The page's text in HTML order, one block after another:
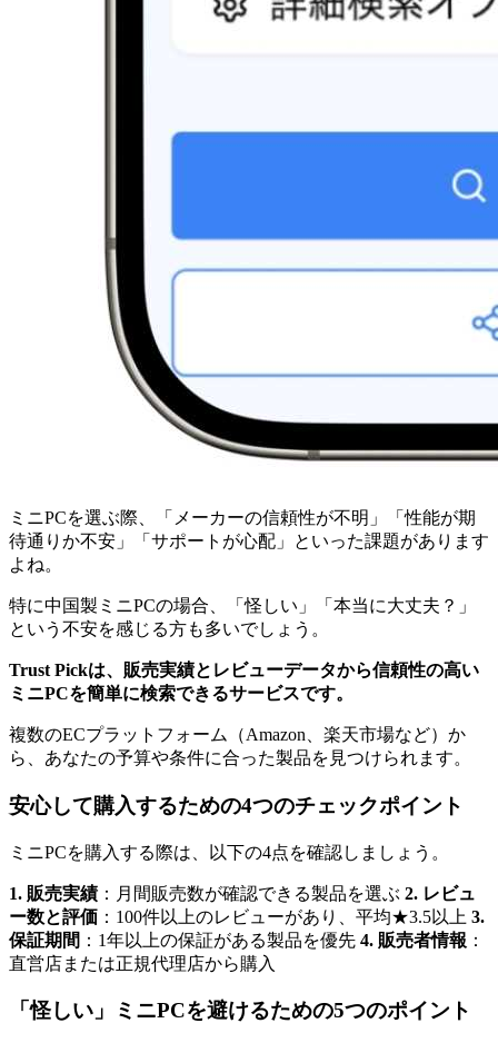
ミニPCを選ぶ際、「メーカーの信頼性が不明」「性能が期
待通りか不安」「サポートが心配」といった課題があります
よね。
特に中国製ミニPCの場合、「怪しい」「本当に大丈夫？」
という不安を感じる方も多いでしょう。
Trust Pickは、販売実績とレビューデータから信頼性の高い
ミニPCを簡単に検索できるサービスです。
複数のECプラットフォーム（Amazon、楽天市場など）か
ら、あなたの予算や条件に合った製品を見つけられます。
安心して購入するための4つのチェックポイント
ミニPCを購入する際は、以下の4点を確認しましょう。
1. 販売実績 ：月間販売数が確認できる製品を選ぶ 2. レビュ
ー数と評価 ：100件以上のレビューがあり、平均★3.5以上 3.
保証期間 ：1年以上の保証がある製品を優先 4. 販売者情報 ：
直営店または正規代理店から購入
「怪しい」ミニPCを避けるための5つのポイント